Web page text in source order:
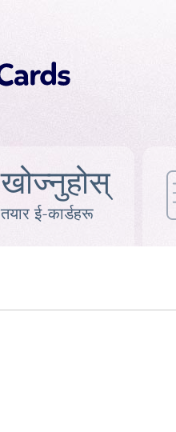
खोज्नुहोस्
तयार ई-कार्डहरू